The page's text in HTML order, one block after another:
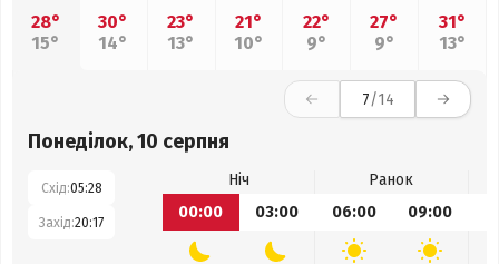
28°
15°
30°
14°
23°
13°
21°
10°
22°
9°
27°
9°
31°
13°
7/14
Понеділок, 10 серпня
Схід:05:28
Захід:20:17
Ніч
Ранок
00:00
03:00 06:00 09:00